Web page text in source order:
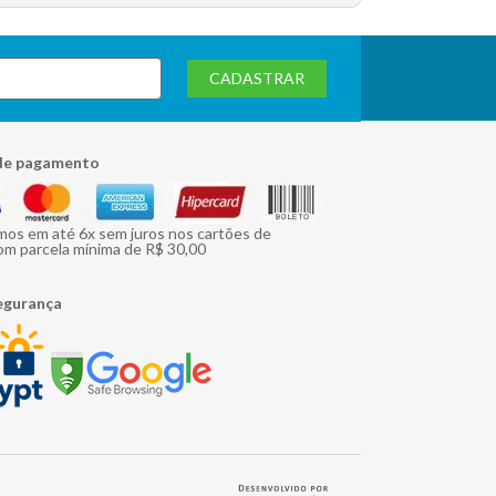
CADASTRAR
pagamento
em até 6x sem juros nos cartões de
parcela mínima de R$ 30,00